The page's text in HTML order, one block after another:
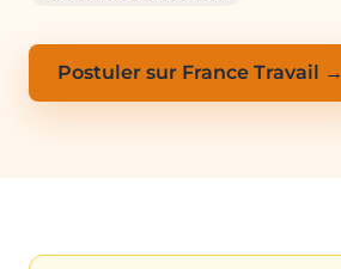
Postuler sur France Travail →